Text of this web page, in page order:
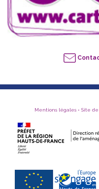
Mentions légales• Site